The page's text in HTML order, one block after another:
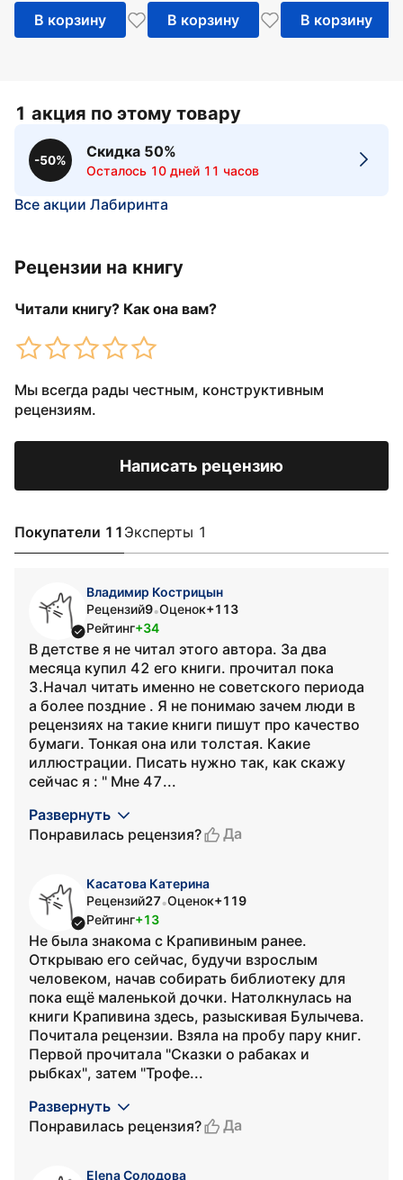
В корзину В корзину В корзину
1 акция по этому товару
-50%
Скидка 50%
Осталось 10 дней 11 часов
Все акции Лабиринта
Рецензии на книгу
Читали книгу? Как она вам?
Мы всегда рады честным, конструктивным
рецензиям.
Написать рецензию
Покупатели 11 Эксперты 1
Владимир Кострицын
Рецензий9•Оценок+113
Рейтинг+34
В детстве я не читал этого автора. За два
месяца купил 42 его книги. прочитал пока
3.Начал читать именно не советского периода
а более поздние . Я не понимаю зачем люди в
рецензиях на такие книги пишут про качество
бумаги. Тонкая она или толстая. Какие
иллюстрации. Писать нужно так, как скажу
сейчас я : " Мне 47...
Развернуть
Понравилась рецензия?
Да
Касатова Катерина
Рецензий27•Оценок+119
Рейтинг+13
Не была знакома с Крапивиным ранее.
Открываю его сейчас, будучи взрослым
человеком, начав собирать библиотеку для
пока ещё маленькой дочки. Натолкнулась на
книги Крапивина здесь, разыскивая Булычева.
Почитала рецензии. Взяла на пробу пару книг.
Первой прочитала "Сказки о рабаках и
рыбках", затем "Трофе...
Развернуть
Понравилась рецензия?
Да
Elena Солодова